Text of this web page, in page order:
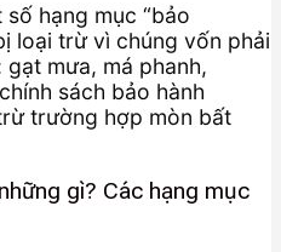
hạng mục “bảo
loại trừ vì chúng vốn phải
mưa, má phanh,
sách bảo hành
trường hợp mòn bất
gì? Các hạng mục